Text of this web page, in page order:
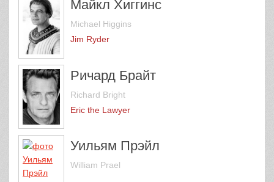
Майкл Хиггинс
Michael Higgins
Jim Ryder
Ричард Брайт
Richard Bright
Eric the Lawyer
Уильям Прэйл
William Prael